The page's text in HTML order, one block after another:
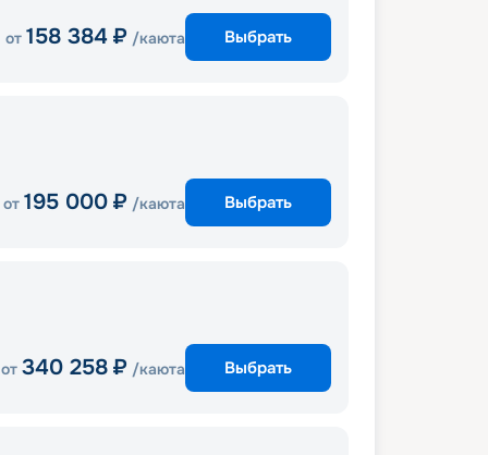
от 158 384 ₽ /каюта Выбрать
от 195 000 ₽ /каюта Выбрать
от 340 258 ₽ /каюта Выбрать